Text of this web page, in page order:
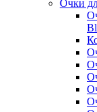
Очки